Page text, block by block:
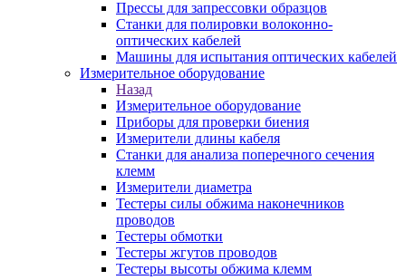
Прессы для запрессовки образцов
Станки для полировки волоконно-
оптических кабелей
Машины для испытания оптических кабелей
Измерительное оборудование
Назад
Измерительное оборудование
Приборы для проверки биения
Измерители длины кабеля
Станки для анализа поперечного сечения
клемм
Измерители диаметра
Тестеры силы обжима наконечников
проводов
Тестеры обмотки
Тестеры жгутов проводов
Тестеры высоты обжима клемм